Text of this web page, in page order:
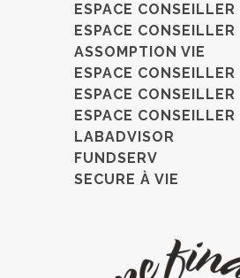
ESPACE CONSEILLER
ESPACE CONSEILLER
ASSOMPTION VIE
ESPACE CONSEILLER
ESPACE CONSEILLER
ESPACE CONSEILLER
LABADVISOR
FUNDSERV
SECURE À VIE